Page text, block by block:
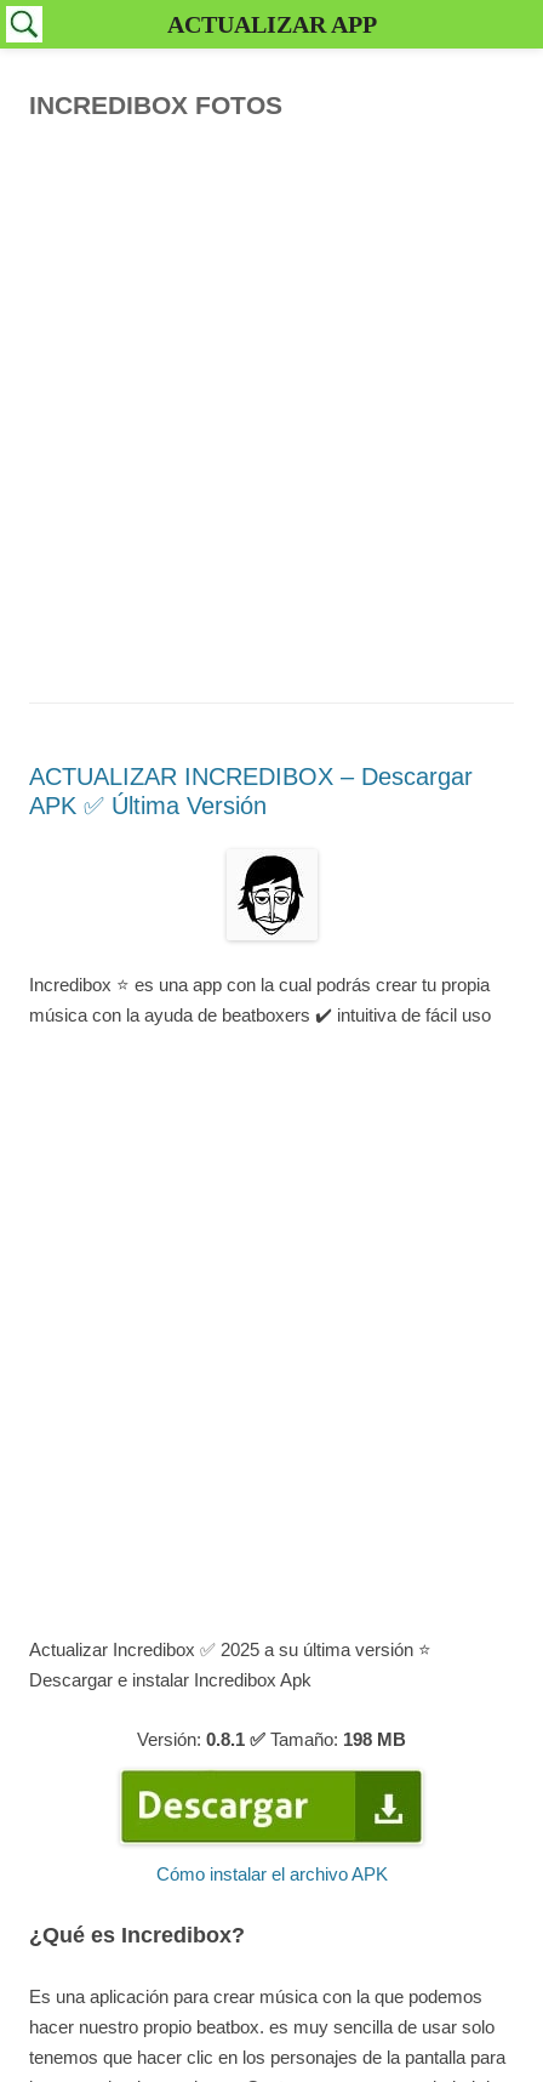
INCREDIBOX FOTOS
ACTUALIZAR INCREDIBOX – Descargar
APK ✅️ Última Versión
Incredibox ⭐ es una app con la cual podrás crear tu propia
música con la ayuda de beatboxers ✔️ intuitiva de fácil uso
Actualizar Incredibox ✅ 2025 a su última versión ⭐
Descargar e instalar Incredibox Apk
Versión: 0.8.1 ✅ Tamaño: 198 MB
Cómo instalar el archivo APK
¿Qué es Incredibox?
Es una aplicación para crear música con la que podemos
hacer nuestro propio beatbox. es muy sencilla de usar solo
tenemos que hacer clic en los personajes de la pantalla para
ACTUALIZAR APP